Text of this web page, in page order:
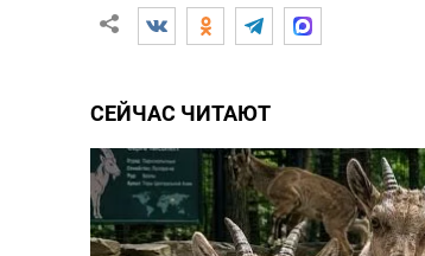
СЕЙЧАС ЧИТАЮТ